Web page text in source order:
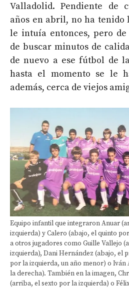
Valladolid. Pendiente de
años en abril, no ha tenido
le intuía entonces, pero
de buscar minutos de
de nuevo a ese fútbol de
hasta el momento se le
además, cerca de viejos
Equipo infantil que integraron Anuar
izquierda) y Calero (abajo, el quinto
a otros jugadores como Guille Vallejo
izquierda), Dani Hernández (abajo, el
por la izquierda, un año menor) o
la derecha). También en la imagen,
(arriba, el sexto por la izquierda) o